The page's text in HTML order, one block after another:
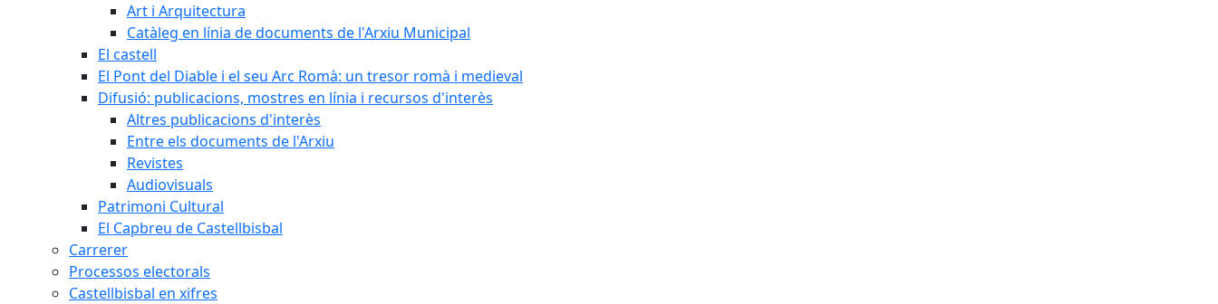
Art i Arquitectura
Catàleg en línia de documents de l'Arxiu Municipal
El castell
El Pont del Diable i el seu Arc Romà: un tresor romà i medieval
Difusió: publicacions, mostres en línia i recursos d'interès
Altres publicacions d'interès
Entre els documents de l'Arxiu
Revistes
Audiovisuals
Patrimoni Cultural
El Capbreu de Castellbisbal
Carrerer
Processos electorals
Castellbisbal en xifres